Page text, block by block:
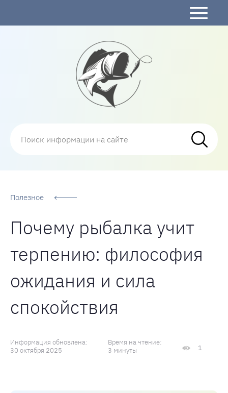
Полезное
Почему рыбалка учит
терпению: философия
ожидания и сила
спокойствия
Информация обновлена:
30 октября 2025
Время на чтение:
3 минуты
1